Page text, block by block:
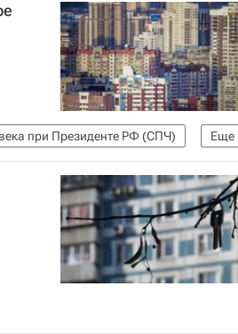
Еще
при Президенте РФ (СПЧ)